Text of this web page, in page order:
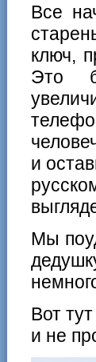
Все
ключ,
Это
и
Мы
Вот
и не